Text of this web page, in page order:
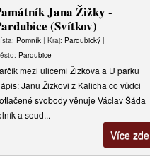
Jana Žižky -
(Svítkov)
Pomník | Kraj: Pardubický |
Pardubice
mezi ulicemi Žižkova a U parku
Janu Žižkovi z Kalicha co vůdci
svobody věnuje Václav Šáda
a soud...
Více zde